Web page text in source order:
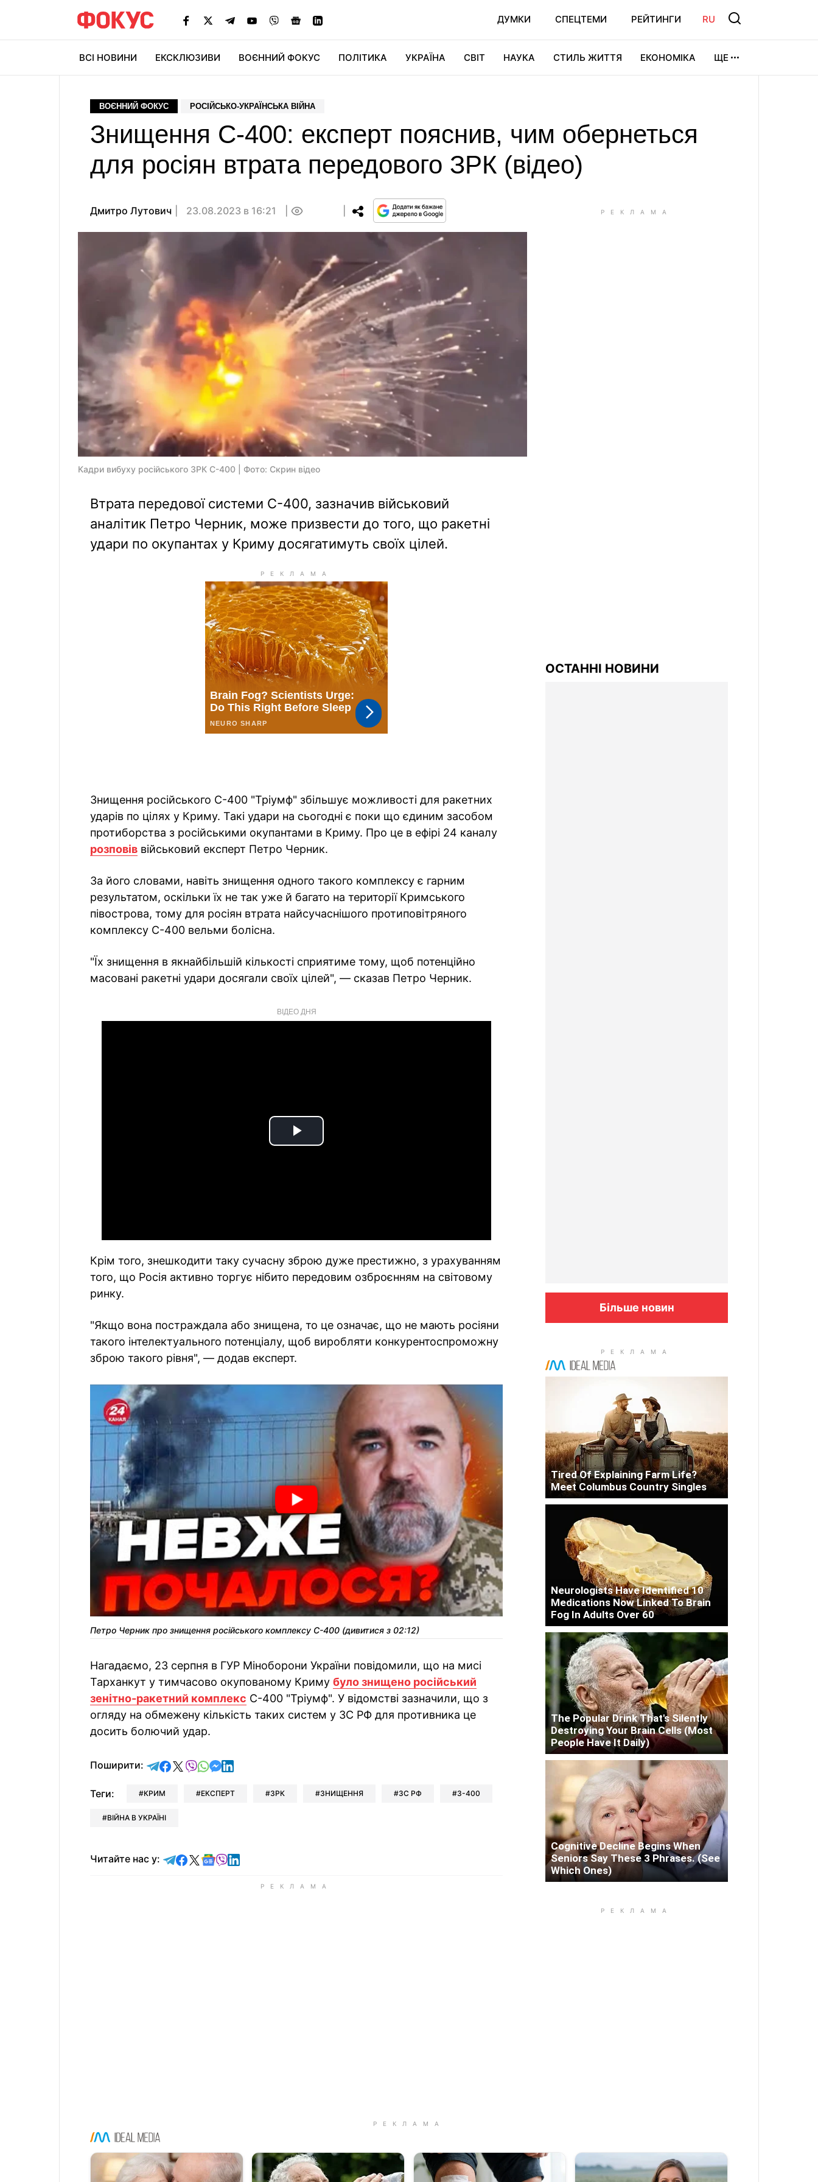
ДУМКИ СПЕЦТЕМИ РЕЙТИНГИ RU
ВСІ НОВИНИ ЕКСКЛЮЗИВИ ВОЄННИЙ ФОКУС ПОЛІТИКА УКРАЇНА СВІТ НАУКА СТИЛЬ ЖИТТЯ ЕКОНОМІКА ЩЕ
ВОЄННИЙ ФОКУС РОСІЙСЬКО-УКРАЇНСЬКА ВІЙНА
Знищення С-400: експерт пояснив, чим обернеться
для росіян втрата передового ЗРК (відео)
Дмитро Лутович 23.08.2023 в 16:21
Кадри вибуху російського ЗРК С-400 | Фото: Скрин відео
Втрата передової системи С-400, зазначив військовий
аналітик Петро Черник, може призвести до того, що ракетні
удари по окупантах у Криму досягатимуть своїх цілей.
Знищення російського С-400 "Тріумф" збільшує можливості для ракетних
ударів по цілях у Криму. Такі удари на сьогодні є поки що єдиним засобом
протиборства з російськими окупантами в Криму. Про це в ефірі 24 каналу
розповів військовий експерт Петро Черник.
За його словами, навіть знищення одного такого комплексу є гарним
результатом, оскільки їх не так уже й багато на території Кримського
півострова, тому для росіян втрата найсучаснішого протиповітряного
комплексу С-400 вельми болісна.
"Їх знищення в якнайбільшій кількості сприятиме тому, щоб потенційно
масовані ракетні удари досягали своїх цілей", — сказав Петро Черник.
ВІДЕО ДНЯ
Play
Крім того, знешкодити таку сучасну зброю дуже престижно, з урахуванням
того, що Росія активно торгує нібито передовим озброєнням на світовому
ринку.
"Якщо вона постраждала або знищена, то це означає, що не мають росіяни
такого інтелектуального потенціалу, щоб виробляти конкурентоспроможну
зброю такого рівня", — додав експерт.
Петро Черник про знищення російського комплексу С-400 (дивитися з 02:12)
Нагадаємо, 23 серпня в ГУР Міноборони України повідомили, що на мисі
Тарханкут у тимчасово окупованому Криму було знищено російський
зенітно-ракетний комплекс С-400 "Тріумф". У відомстві зазначили, що з
огляду на обмежену кількість таких систем у ЗС РФ для противника це
досить болючий удар.
Поширити: відправити у Telegram
поділитись у Facebook
поділитись у X
відправити у Viber
відправити у Whatsapp
відправити у Messenger
відправити у LinkedIn
Теги: КРИМ ЕКСПЕРТ ЗРК ЗНИЩЕННЯ ЗС РФ З-400
ВІЙНА В УКРАЇНІ
Читайте нас у: Читайте у Telegram
Читайте у Facebook
Читайте у X
Читайте у Google news
Читайте у Viber
Читайте у LinkedIn
ОСТАННІ НОВИНИ
Більше новин
Tired Of Explaining Farm Life?
Meet Columbus Country Singles
Neurologists Have Identified 10
Medications Now Linked To Brain
Fog In Adults Over 60
The Popular Drink That's Silently
Destroying Your Brain Cells (Most
People Have It Daily)
Cognitive Decline Begins When
Seniors Say These 3 Phrases. (See
Which Ones)